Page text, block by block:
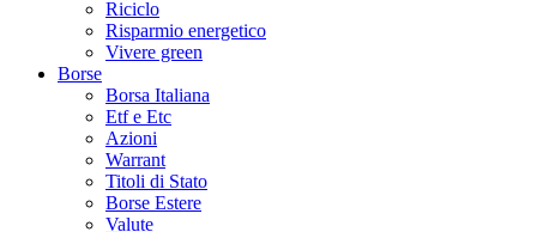
Riciclo
Risparmio energetico
Vivere green
Borse
Borsa Italiana
Etf e Etc
Azioni
Warrant
Titoli di Stato
Borse Estere
Valute